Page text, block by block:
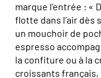
marque l’entrée : «
flotte dans l’air dès
un mouchoir de
espresso
la confiture ou à la
croissants français,